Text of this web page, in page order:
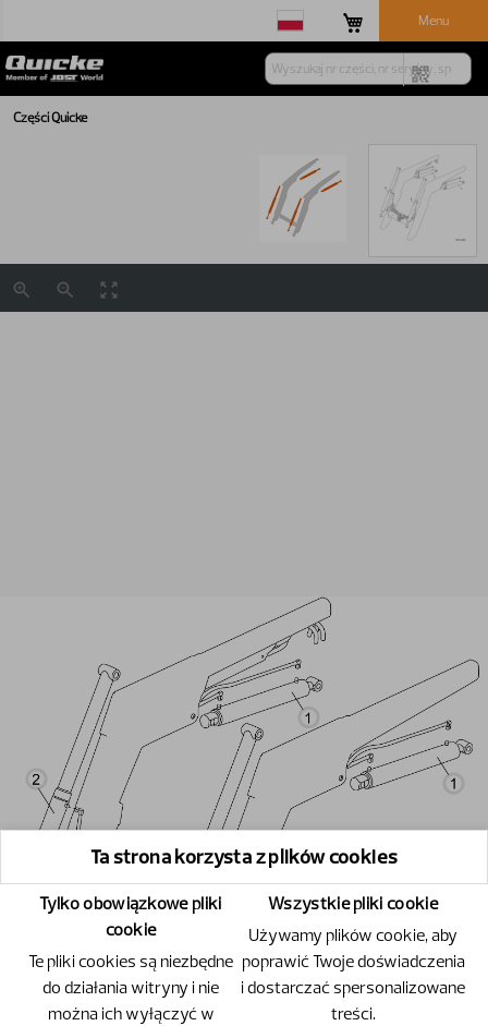
Menu
Części Quicke
Ta strona korzysta z plików cookies
Tylko obowiązkowe pliki
cookie
Te pliki cookies są niezbędne
do działania witryny i nie
można ich wyłączyć w
Wszystkie pliki cookie
Używamy plików cookie, aby
poprawić Twoje doświadczenia
i dostarczać spersonalizowane
treści.